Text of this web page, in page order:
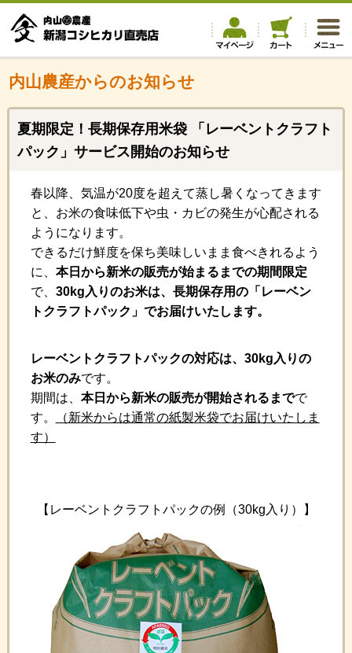
内山農産からのお知らせ
夏期限定！長期保存用米袋 「レーベントクラフト
パック」サービス開始のお知らせ
春以降、気温が20度を超えて蒸し暑くなってきます
と、お米の食味低下や虫・カビの発生が心配される
ようになります。
できるだけ鮮度を保ち美味しいまま食べきれるよう
に、 本日から新米の販売が始まるまでの期間限定
で、 30kg入りのお米は、長期保存用の「レーベン
トクラフトパック」でお届けいたします。
レーベントクラフトパックの対応は、30kg入りの
お米のみです。
期間は、 本日から新米の販売が開始されるまでで
す。
（新米からは通常の紙製米袋でお届けいたしま
す）
【レーベントクラフトパックの例（30kg入り）】